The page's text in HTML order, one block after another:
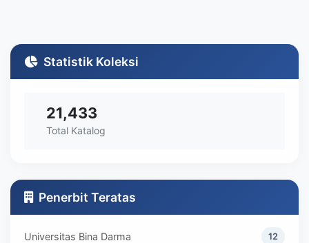
Statistik Koleksi
21,433
Total Katalog
Penerbit Teratas
Universitas Bina Darma 12